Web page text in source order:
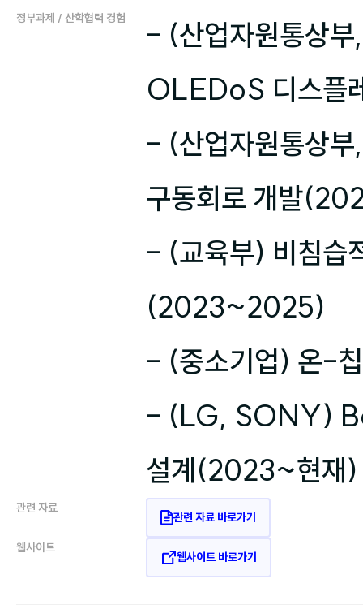
정부과제 / 산학협력 경험
- (산업자원통상
OLEDoS 디스플
- (산업자원통상
구동회로 개발
- (교육부) 비침습
(2023~2025)
- (중소기업) 온-
- (LG, SONY)
설계(2023~현재)
관련 자료
관련 자료 바로가기
웹사이트
웹사이트 바로가기